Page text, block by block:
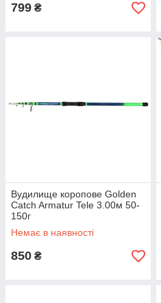
799 ₴
Вудилище коропове Golden
Catch Armatur Tele 3.00м 50-
150г
Немає в наявності
850 ₴